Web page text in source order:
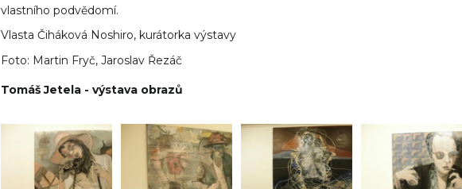
vlastního podvědomí.
Vlasta Čiháková Noshiro, kurátorka výstavy
Foto: Martin Fryč, Jaroslav Řezáč
Tomáš Jetela - výstava obrazů